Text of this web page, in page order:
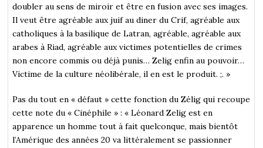
doubler au sens de miroir et être en fusion avec ses images.
Il veut être agréable aux juif au diner du Crif, agréable aux
catholiques à la basilique de Latran, agréable, agréable aux
arabes à Riad, agréable aux victimes potentielles de crimes
non encore commis ou déjà punis… Zelig enfin au pouvoir…
Victime de la culture néolibérale, il en est le produit. ;. »
Pas du tout en « défaut » cette fonction du Zélig qui recoupe
cette note du « Cinéphile » : « Léonard Zelig est en
apparence un homme tout à fait quelconque, mais bientôt
l’Amérique des années 20 va littéralement se passionner